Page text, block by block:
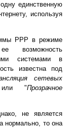
единственную
используя
PPP в режиме
возможность
системами в
известна под
сетевых
"Прозрачное
не является
нормально, то она